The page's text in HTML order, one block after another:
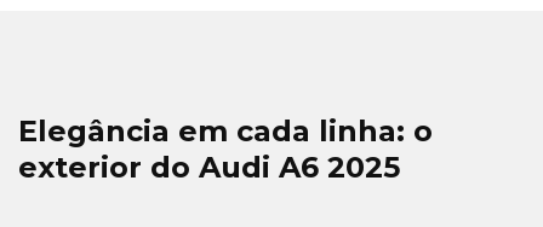
Elegância em cada linha: o
exterior do Audi A6 2025